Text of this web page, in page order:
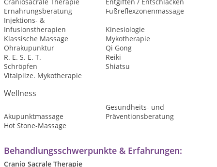
Ernährungsberatung
Fußreflexzonenmassage
Injektions- &
Infusionstherapien
Kinesiologie
Klassische Massage
Mykotherapie
Ohrakupunktur
Qi Gong
R. E. S. E. T.
Reiki
Schröpfen
Shiatsu
Vitalpilze. Mykotherapie
Wellness
Akupunktmassage
Gesundheits- und
Präventionsberatung
Hot Stone-Massage
Behandlungsschwerpunkte & Erfahrungen:
Cranio Sacrale Therapie